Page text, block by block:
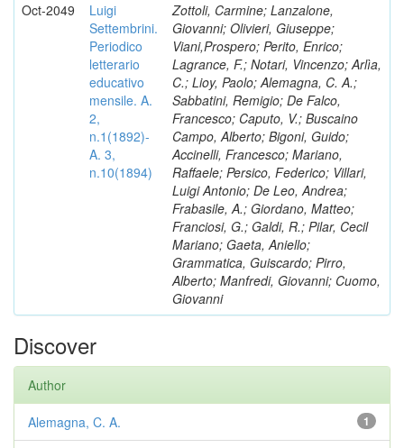
Oct-2049
Luigi
Settembrini.
Periodico
letterario
educativo
mensile. A.
2,
n.1(1892)-
A. 3,
n.10(1894)
Zottoli, Carmine; Lanzalone,
Giovanni; Olivieri, Giuseppe;
Viani,Prospero; Perito, Enrico;
Lagrance, F.; Notari, Vincenzo; Arlìa,
C.; Lioy, Paolo; Alemagna, C. A.;
Sabbatini, Remigio; De Falco,
Francesco; Caputo, V.; Buscaino
Campo, Alberto; Bigoni, Guido;
Accinelli, Francesco; Mariano,
Raffaele; Persico, Federico; Villari,
Luigi Antonio; De Leo, Andrea;
Frabasile, A.; Giordano, Matteo;
Franciosi, G.; Galdi, R.; Pilar, Cecil
Mariano; Gaeta, Aniello;
Grammatica, Guiscardo; Pirro,
Alberto; Manfredi, Giovanni; Cuomo,
Giovanni
Discover
Author
1
Alemagna, C. A.